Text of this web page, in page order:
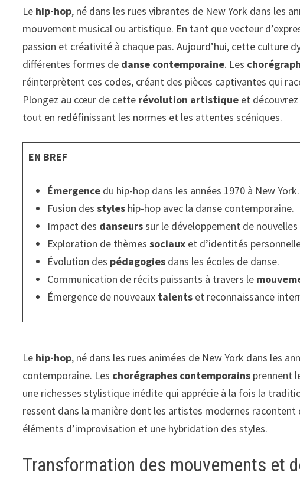
Le hip-hop, né dans les rues vibrantes de New York dans les
mouvement musical ou artistique. En tant que vecteur
passion et créativité à chaque pas. Aujourd’hui, cette culture
différentes formes de danse contemporaine. Les
réinterprètent ces codes, créant des pièces captivantes qui
Plongez au cœur de cette révolution artistique et
tout en redéfinissant les normes et les attentes scéniques.
EN BREF
Émergence du hip-hop dans les années 1970 à New York.
Fusion desstyles hip-hop avec la danse contemporaine.
Impact des danseurssur le développement de
Exploration de thèmessociaux et d’identités
Évolution des pédagogies dans les écoles de danse.
Communication de récits puissants à travers le
Émergence de nouveaux talents et reconnaissance
Le hip-hop, né dans les rues animées de New York dans les
contemporaine. Les chorégraphes contemporains prennent
une richesses stylistique inédite qui apprécie à la fois la
ressent dans la manière dont les artistes modernes
éléments d’improvisation et une hybridation des styles.
Transformation des mouvements et